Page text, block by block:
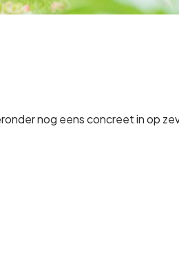
nog eens concreet in op